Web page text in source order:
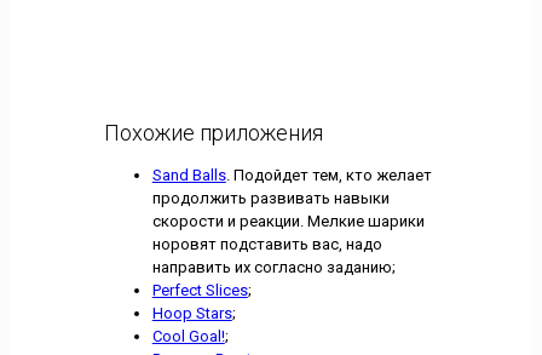
Похожие приложения
Sand Balls. Подойдет тем, кто желает
продолжить развивать навыки
скорости и реакции. Мелкие шарики
норовят подставить вас, надо
направить их согласно заданию;
Perfect Slices;
Hoop Stars;
Cool Goal!;